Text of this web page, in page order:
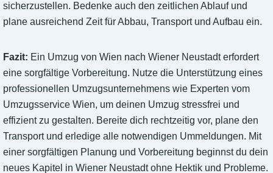
sicherzustellen. Bedenke auch den zeitlichen Ablauf und
plane ausreichend Zeit für Abbau, Transport und Aufbau ein.
Fazit: Ein Umzug von Wien nach Wiener Neustadt erfordert
eine sorgfältige Vorbereitung. Nutze die Unterstützung eines
professionellen Umzugsunternehmens wie Experten vom
Umzugsservice Wien, um deinen Umzug stressfrei und
effizient zu gestalten. Bereite dich rechtzeitig vor, plane den
Transport und erledige alle notwendigen Ummeldungen. Mit
einer sorgfältigen Planung und Vorbereitung beginnst du dein
neues Kapitel in Wiener Neustadt ohne Hektik und Probleme.